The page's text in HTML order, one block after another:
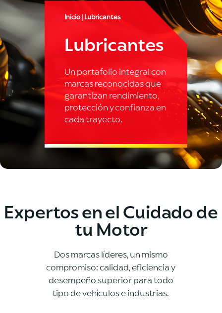
Inicio | Lubricantes
Lubricantes
Un portafolio integral con
marcas reconocidas que
garantizan rendimiento,
protección y confianza en
cada trayecto.
Expertos en el Cuidado de
tu Motor
Dos marcas líderes, un mismo
compromiso: calidad, eficiencia y
desempeño superior para todo
tipo de vehículos e industrias.